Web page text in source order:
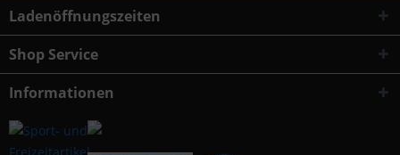
Ladenöffnungszeiten
Shop Service
Informationen